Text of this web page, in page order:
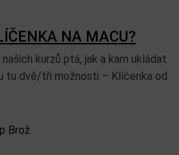
NA MACU?
kurzů ptá, jak a kam ukládat
tu dvě/tři možnosti – Klíčenka od
Brož